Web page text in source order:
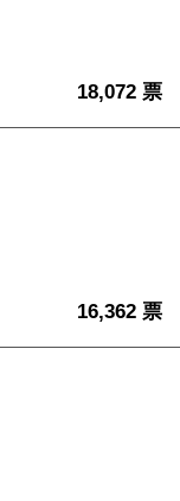
18,072 票
16,362 票